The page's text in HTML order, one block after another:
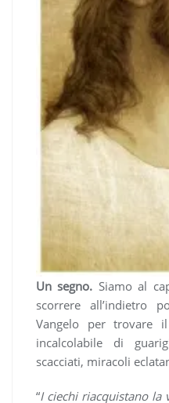
Un segno. Siamo al
scorrere all’indietro
Vangelo per trovare
incalcolabile di
scacciati, miracoli
“I ciechi riacquistano la